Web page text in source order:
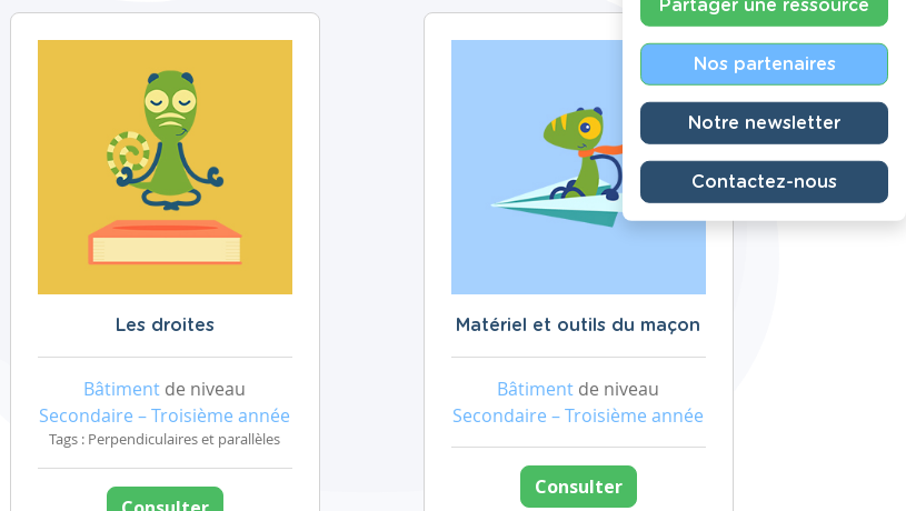
Les droites
Bâtiment de niveau
Secondaire – Troisième année
Tags : Perpendiculaires et parallèles
Matériel et outils du maçon
Bâtiment de niveau
Secondaire – Troisième année
Consulter
Partager une ressource
Nos partenaires
Notre newsletter
Contactez-nous